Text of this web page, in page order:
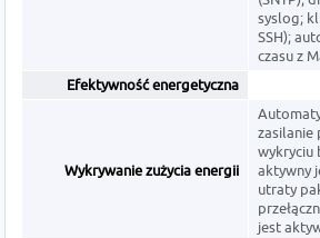
syslog;
SSH);
czasu z
Efektywność energetyczna
Wykrywanie zużycia energii
zasilanie
wykryciu
aktywny
utraty
jest